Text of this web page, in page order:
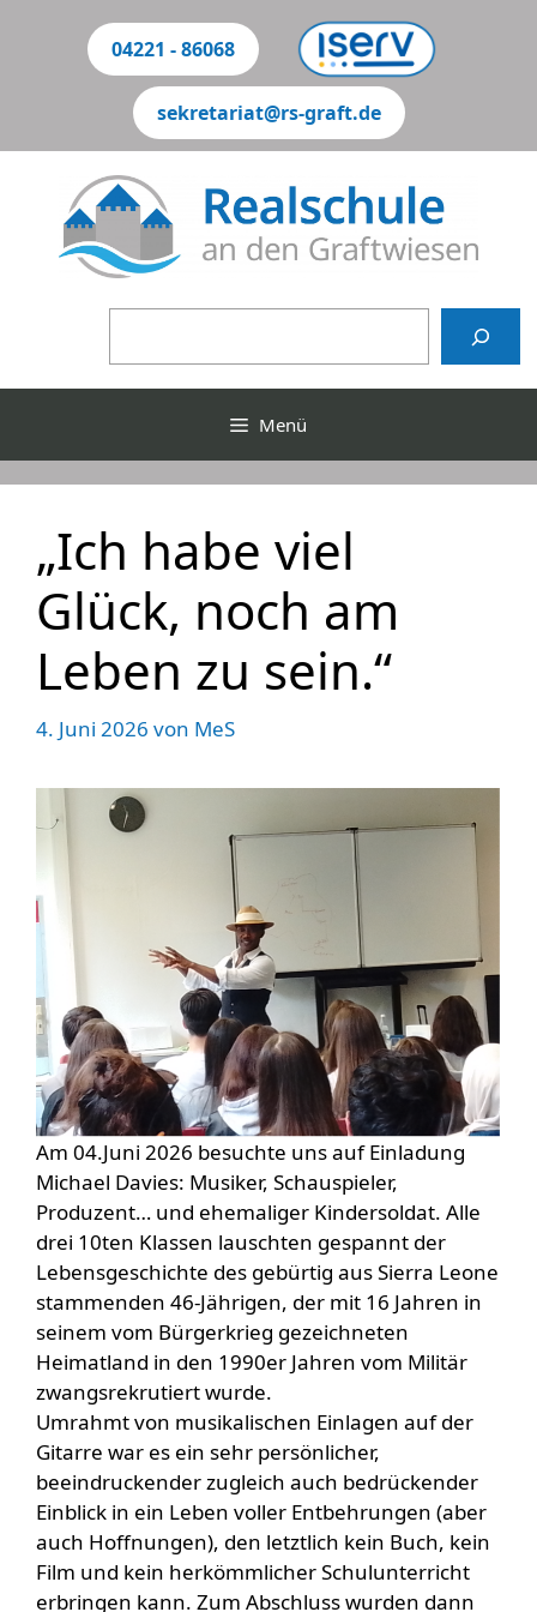
04221 - 86068
sekretariat@rs-graft.de
Menü
„Ich habe viel
Glück, noch am
Leben zu sein.“
4. Juni 2026 von MeS
Am 04.Juni 2026 besuchte uns auf Einladung
Michael Davies: Musiker, Schauspieler,
Produzent… und ehemaliger Kindersoldat. Alle
drei 10ten Klassen lauschten gespannt der
Lebensgeschichte des gebürtig aus Sierra Leone
stammenden 46-Jährigen, der mit 16 Jahren in
seinem vom Bürgerkrieg gezeichneten
Heimatland in den 1990er Jahren vom Militär
zwangsrekrutiert wurde.
Umrahmt von musikalischen Einlagen auf der
Gitarre war es ein sehr persönlicher,
beeindruckender zugleich auch bedrückender
Einblick in ein Leben voller Entbehrungen (aber
auch Hoffnungen), den letztlich kein Buch, kein
Film und kein herkömmlicher Schulunterricht
erbringen kann. Zum Abschluss wurden dann